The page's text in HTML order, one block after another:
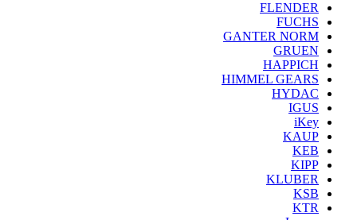
FLENDER
FUCHS
GANTER NORM
GRUEN
HAPPICH
HIMMEL GEARS
HYDAC
IGUS
iKey
KAUP
KEB
KIPP
KLUBER
KSB
KTR